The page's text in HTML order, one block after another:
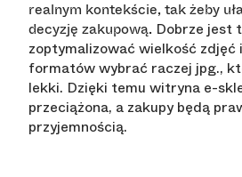
realnym kontekście, tak żeby
decyzję zakupową. Dobrze jest
zoptymalizować wielkość zdjęć
formatów wybrać raczej jpg.,
lekki. Dzięki temu witryna e-
przeciążona, a zakupy będą
przyjemnością.